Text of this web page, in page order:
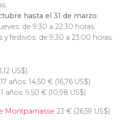
hasta el 31 de marzo:
de 9:30 a 22:30 horas.
y festivos: de 9:30 a 23:00 horas.
US$)
años: 14,50 €(16,76 US$)
años: 9,50 €(10,98 US$)
Montparnasse 23 €(26,59 US$)